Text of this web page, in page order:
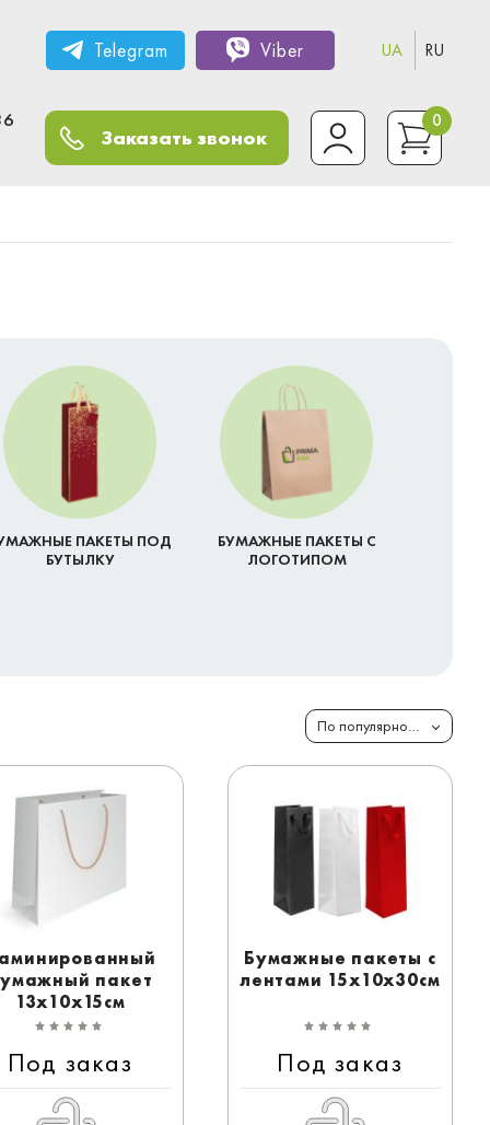
Telegram Viber UA RU
Заказать звонок
0
ПАКЕТЫ ПОД
БУТЫЛКУ
БУМАЖНЫЕ ПАКЕТЫ С
ЛОГОТИПОМ
По популярности
пакет
13x10x15см
Под заказ
Бумажные пакеты с
лентами 15x10x30см
Под заказ